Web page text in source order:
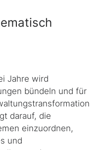
Jahre wird
bündeln und für
darauf, die
einzuordnen,
und